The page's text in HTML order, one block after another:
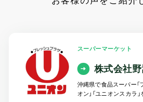
スーパーマーケット
株式会社
沖縄県で食品スーパー「
オン」「ユニオンスカラ